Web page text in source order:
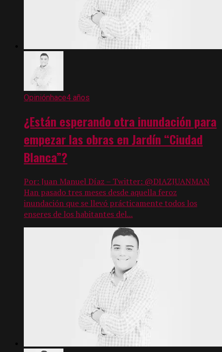
Opiniónhace4 años
¿Están esperando otra inundación para
empezar las obras en Jardín “Ciudad
Blanca”?
Por: Juan Manuel Díaz – Twitter: @DIAZJUANMAN
Han pasado tres meses desde aquella feroz
inundación que se llevó prácticamente todos los
enseres de los habitantes del...